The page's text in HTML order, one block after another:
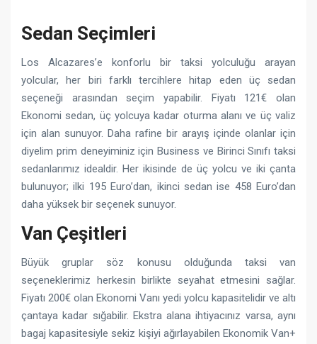
Sedan Seçimleri
Los Alcazares’e konforlu bir taksi yolculuğu arayan
yolcular, her biri farklı tercihlere hitap eden üç sedan
seçeneği arasından seçim yapabilir. Fiyatı 121€ olan
Ekonomi sedan, üç yolcuya kadar oturma alanı ve üç valiz
için alan sunuyor. Daha rafine bir arayış içinde olanlar için
diyelim prim deneyiminiz için Business ve Birinci Sınıfı taksi
sedanlarımız idealdir. Her ikisinde de üç yolcu ve iki çanta
bulunuyor; ilki 195 Euro’dan, ikinci sedan ise 458 Euro’dan
daha yüksek bir seçenek sunuyor.
Van Çeşitleri
Büyük gruplar söz konusu olduğunda taksi van
seçeneklerimiz herkesin birlikte seyahat etmesini sağlar.
Fiyatı 200€ olan Ekonomi Vanı yedi yolcu kapasitelidir ve altı
çantaya kadar sığabilir. Ekstra alana ihtiyacınız varsa, aynı
bagaj kapasitesiyle sekiz kişiyi ağırlayabilen Ekonomik Van+